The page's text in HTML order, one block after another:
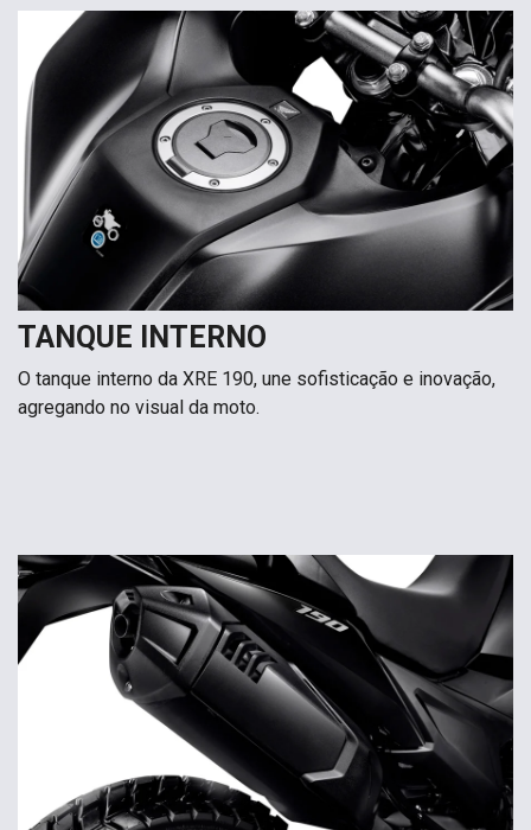
TANQUE INTERNO
O tanque interno da XRE 190, une sofisticação e inovação,
agregando no visual da moto.